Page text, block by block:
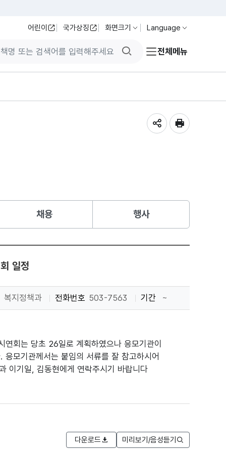
어린이 국가상징 화면크기 Language
검색버튼전체메뉴
채용 행사
일정
복지정책과 전화번호 503-7563 기간 ~
회는 당초 26일로 계획하였으나 응모기관이
모기관께서는 붙임의 서류를 잘 참고하시어
이기일, 김동현에게 연락주시기 바랍니다
다운로드 미리보기/음성듣기